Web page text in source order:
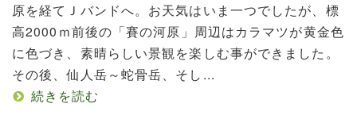
原を経てＪバンドへ。お天気はいま一つでしたが、標
高2000ｍ前後の「賽の河原」周辺はカラマツが黄金色
に色づき、素晴らしい景観を楽しむ事ができました。
その後、仙人岳～蛇骨岳、そし...
続きを読む